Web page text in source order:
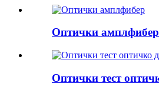
Оптички амплфибер
Оптички тест